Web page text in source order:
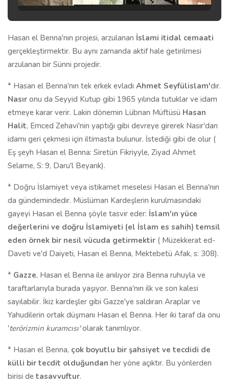
Hasan el Benna'nın projesi, arzulanan İslami itidal cemaati
gerçekleştirmektir. Bu aynı zamanda aktif hale getirilmesi
arzulanan bir Sünni projedir.
* Hasan el Benna'nın tek erkek evladı Ahmet Seyfülislam'dır.
Nasır onu da Seyyid Kutup gibi 1965 yılında tutuklar ve idam
etmeye karar verir. Lakin dönemin Lübnan Müftüsü Hasan
Halit, Emced Zehavi'nin yaptığı gibi devreye girerek Nasır'dan
idamı geri çekmesi için iltimasta bulunur. İstediği gibi de olur (
Eş şeyh Hasan el Benna: Siretün Fikriyyle, Ziyad Ahmet
Selame, S: 9, Daru'l Beyarık).
* Doğru İslamiyet veya istikamet meselesi Hasan el Benna'nın
da gündemindedir. Müslüman Kardeşlerin kurulmasındaki
gayeyi Hasan el Benna şöyle tasvir eder: İslam'ın yüce
değerlerini ve doğru İslamiyeti (el İslam es sahih) temsil
eden örnek bir nesil vücuda getirmektir ( Müzekkerat ed-
Daveti ve'd Daiyeti, Hasan el Benna, Mektebetü Afak, s: 308).
* Gazze, Hasan el Benna ile anılıyor zira Benna ruhuyla ve
taraftarlarıyla burada yaşıyor. Benna'nın ilk ve son kalesi
sayılabilir. İkiz kardeşler gibi Gazze'ye saldıran Araplar ve
Yahudilerin ortak düşmanı Hasan el Benna. Her iki taraf da onu
'terörizmin kuramcısı'olarak tanımlıyor.
* Hasan el Benna, çok boyutlu bir şahsiyet ve tecdidi de
külli bir tecdit olduğundan her yöne açıktır. Bu yönlerden
birisi de tasavvuftur.